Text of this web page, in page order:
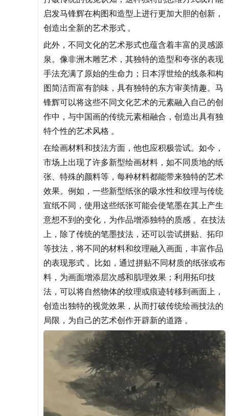
启发马锋辉在构图和造型上进行更加大胆的创新，
创造出全新的艺术形式 。
此外，不同文化的艺术形式也蕴含着丰富的灵感源
泉。像非洲木雕艺术，其独特的造型和夸张的表现
手法充满了原始的生命力；日本浮世绘的线条和构
图简洁而富有韵味，具有独特的东方审美情趣。马
锋辉可以将这些不同文化艺术的元素融入自己的创
作中，与中国画的传统元素相融合，创造出具有独
特个性的艺术风格 。
在绘画材料和技法方面，他也应积极尝试。如今，
市场上出现了许多新型绘画材料，如不同质地的纸
张、特殊的颜料等，每种材料都能带来独特的艺术
效果。例如，一些新型纸张的吸水性和纹理与传统
宣纸不同，使用这些纸张可能会使笔墨在其上产生
意想不到的变化，为作品增添独特的质感 。在技法
上，除了传统的笔墨技法，还可以尝试拼贴、拓印
等技法，将不同的材料和纹理融入画面，丰富作品
的表现形式 。比如，通过拼贴不同材质的纸张或布
料，为画面增添层次感和肌理效果；利用拓印技
法，可以将自然物体的纹理或痕迹转移到画面上，
创造出独特的视觉效果，从而打破传统绘画技法的
局限，为自己的艺术创作开辟新的道路 。